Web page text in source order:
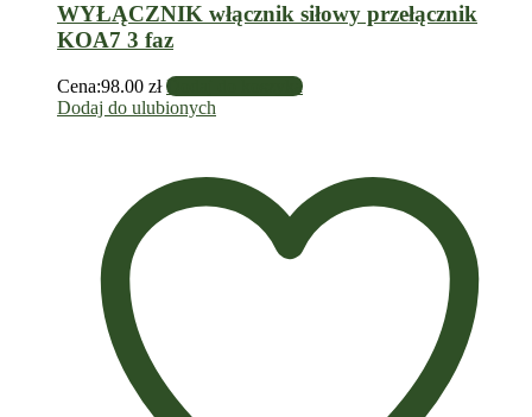
WYŁĄCZNIK włącznik siłowy przełącznik
KOA7 3 faz
Cena:98.00 zł Dodaj do koszyka
Dodaj do ulubionych